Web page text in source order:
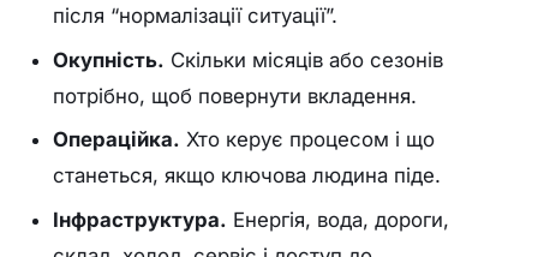
після “нормалізації ситуації”.
Окупність. Скільки місяців або сезонів
потрібно, щоб повернути вкладення.
Операційка. Хто керує процесом і що
станеться, якщо ключова людина піде.
Інфраструктура. Енергія, вода, дороги,